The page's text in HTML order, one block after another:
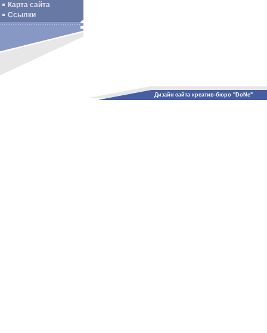
Карта сайта
Ссылки
Дизайн сайта креатив-бюро "DoNe"